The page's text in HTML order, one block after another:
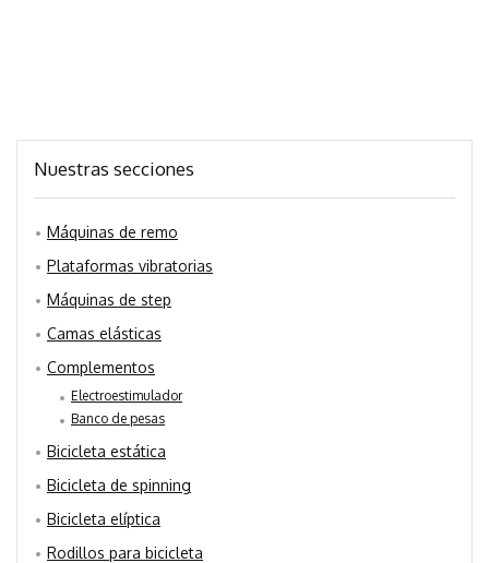
Nuestras secciones
Máquinas de remo
Plataformas vibratorias
Máquinas de step
Camas elásticas
Complementos
Electroestimulador
Banco de pesas
Bicicleta estática
Bicicleta de spinning
Bicicleta elíptica
Rodillos para bicicleta